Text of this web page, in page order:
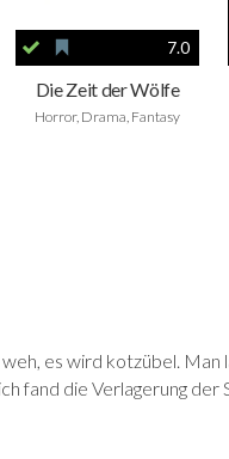
7.0
Die Zeit der Wölfe
Horror, Drama, Fantasy
es wird kotzübel. Man
fand die Verlagerung der